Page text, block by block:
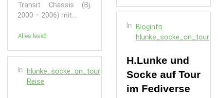
Transit Chassis (Bj.
2000 – 2006) mit...
Alles lesen
In
hlunke_socke_on_tour
Reise
In
Bloginfo
hlunke_socke_on_tour
H.Lunke und
Socke auf Tour
im Fediverse